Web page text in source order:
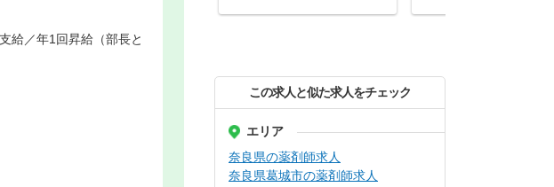
給／年1回昇給（部長と
この求人と似た求人をチェック
エリア
奈良県の薬剤師求人
奈良県葛城市の薬剤師求人